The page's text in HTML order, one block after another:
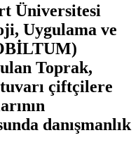
Üniversitesi
Uygulama ve
Toprak,
çiftçilere
danışmanlık